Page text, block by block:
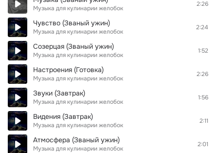
Музыка для кулинарии желобок
2:26
Чувство (Званый ужин)
Музыка для кулинарии желобок
2:24
Созерцая (Званый ужин)
Музыка для кулинарии желобок
1:52
Настроения (Готовка)
Музыка для кулинарии желобок
2:26
Звуки (Завтрак)
Музыка для кулинарии желобок
1:56
Видения (Завтрак)
Музыка для кулинарии желобок
2:11
Атмосфера (Званый ужин)
Музыка для кулинарии желобок
2:01